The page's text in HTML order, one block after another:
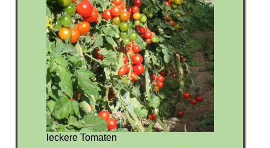
leckere Tomaten